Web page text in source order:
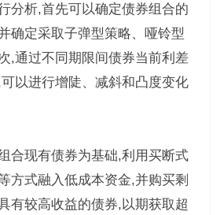
分析,首先可以确定债券组合的
确定采取子弹型策略、哑铃型
,通过不同期限间债券当前利差
以进行增陡、减斜和凸度变化
合现有债券为基础,利用买断式
方式融入低成本资金,并购买剩
有较高收益的债券,以期获取超